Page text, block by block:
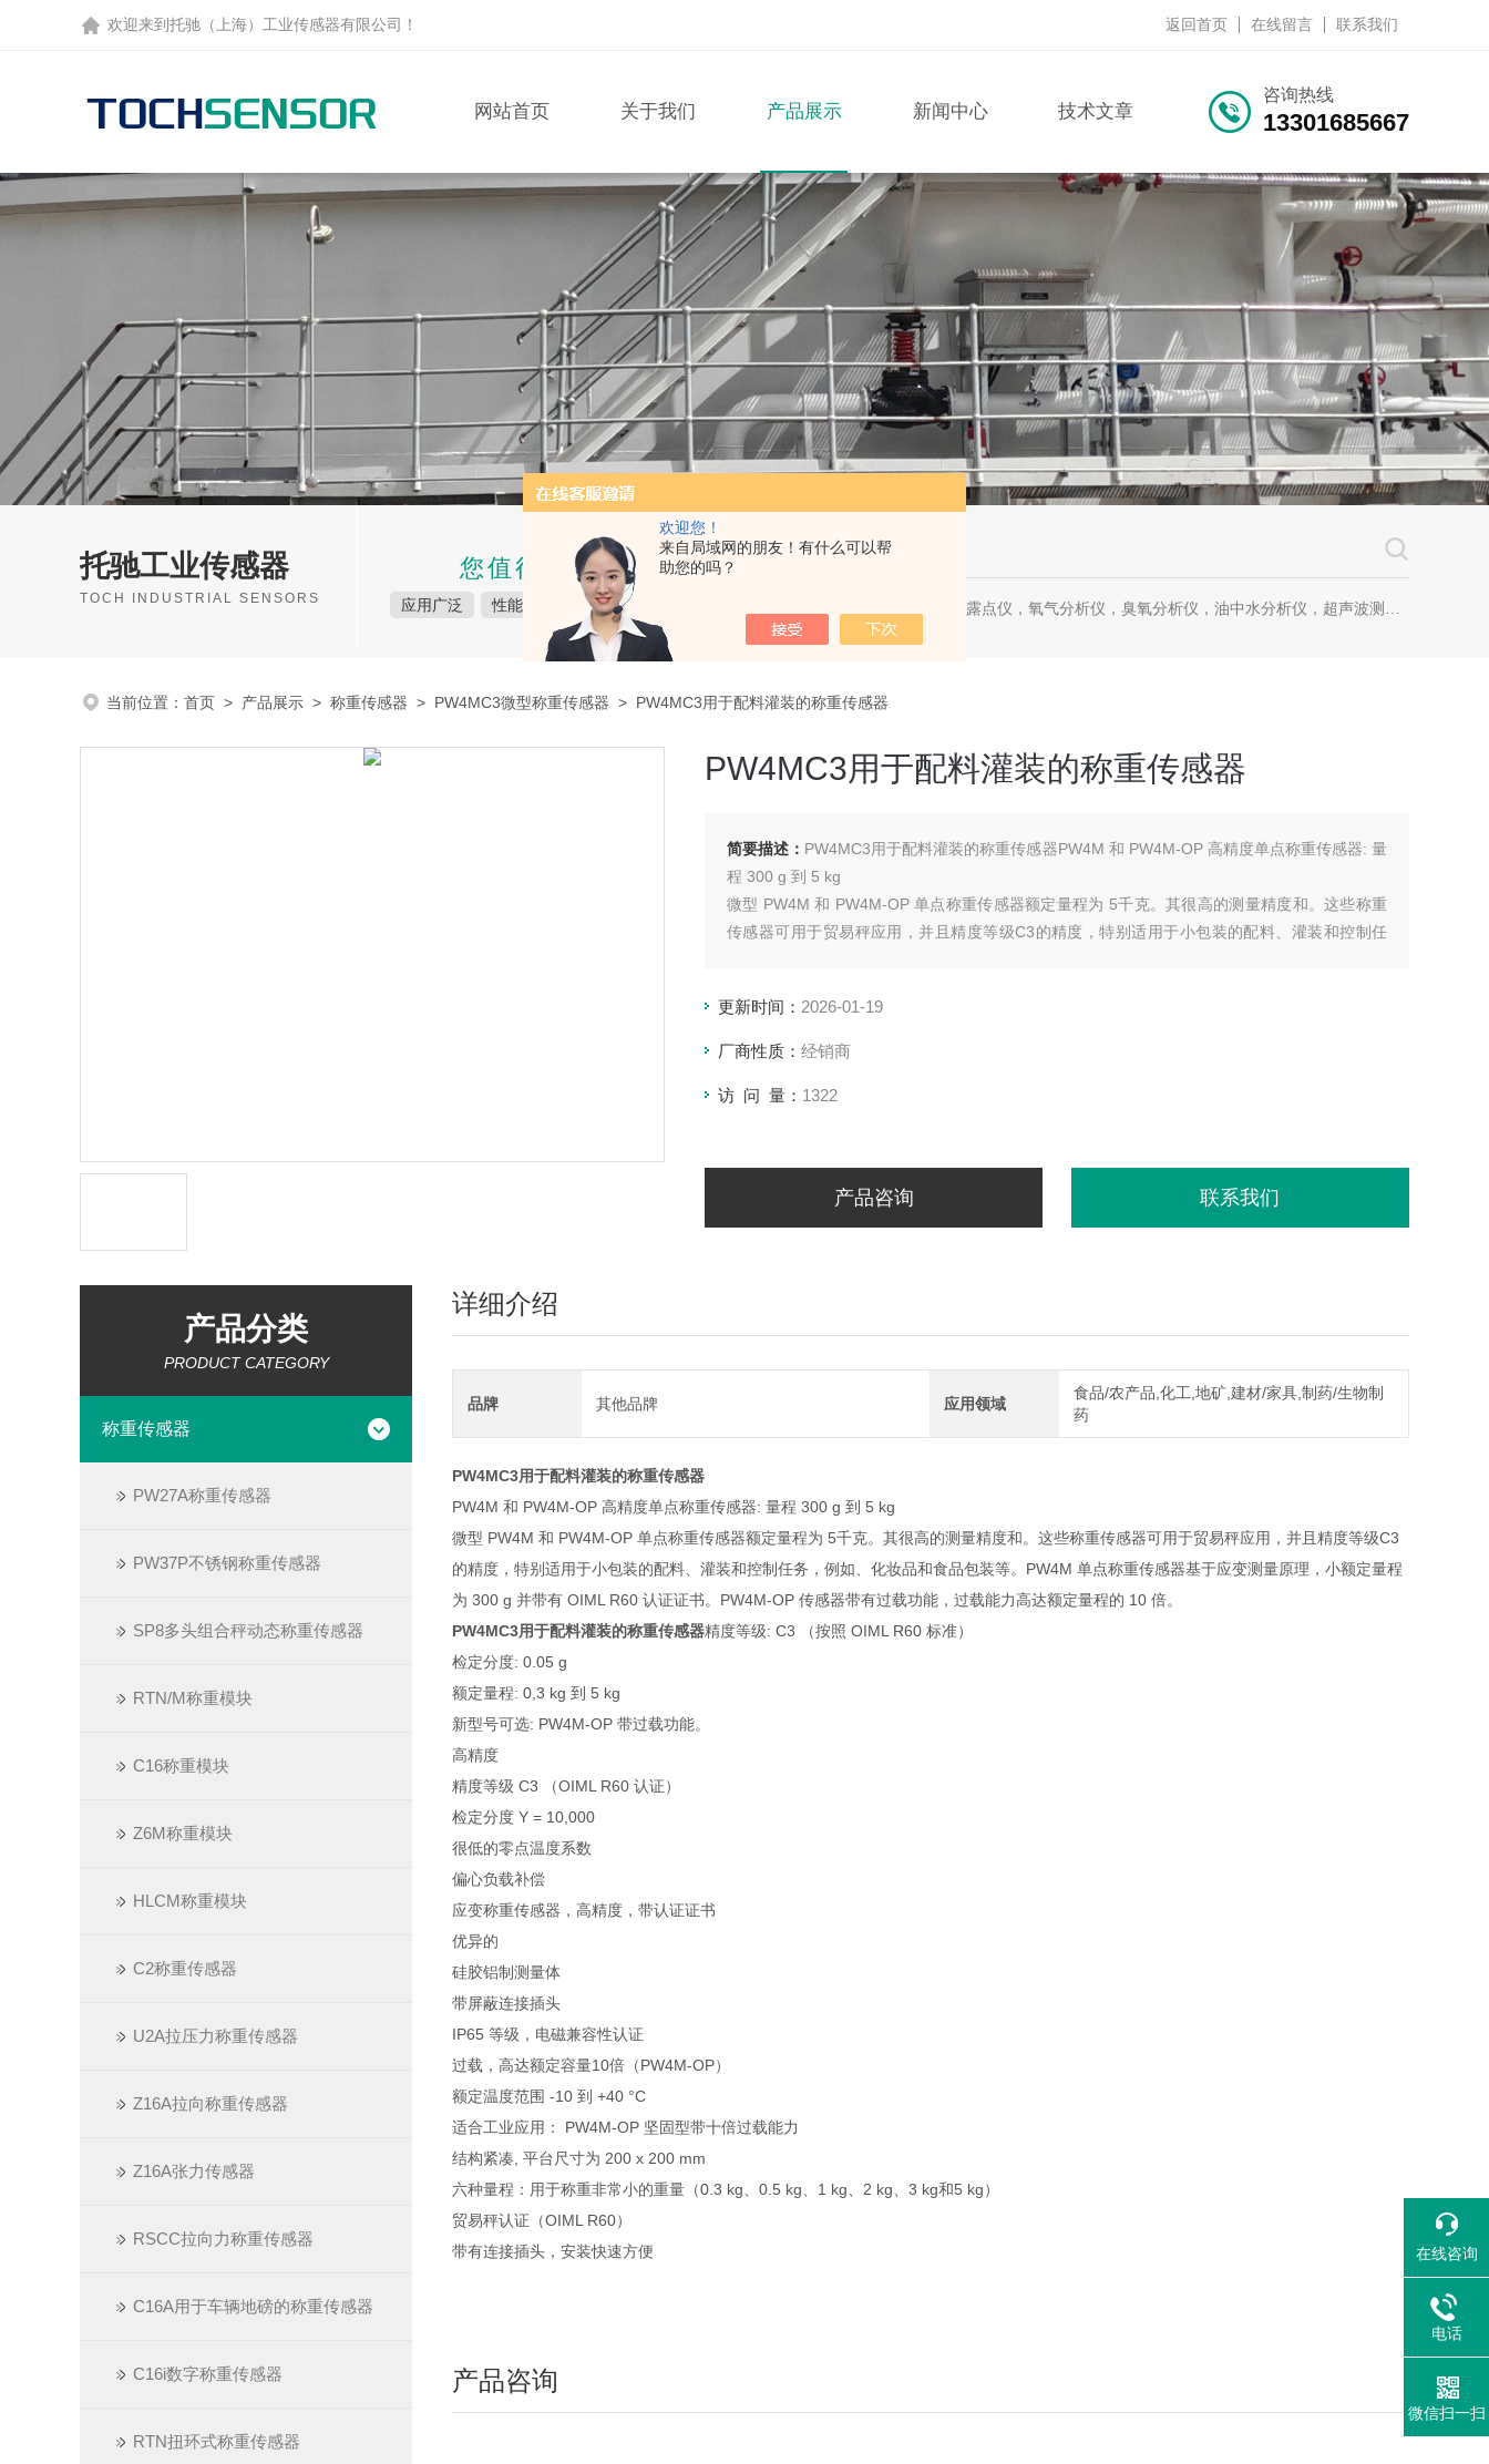
欢迎您！
来自局域网的朋友！有什么可以帮
助您的吗？
欢迎来到托驰（上海）工业传感器有限公司！ 返回首页 在线留言 联系我们
咨询热线
13301685667
网站首页 关于我们 产品展示 新闻中心 技术文章
托驰工业传感器
TOCH INDUSTRIAL SENSORS
您值得信赖的品质
应用广泛 性能稳定 品质保障 压缩空气露点仪，氧气分析仪，臭氧分析仪，油中水分析仪，超声波测漏仪。
当前位置： 首页 > 产品展示 > 称重传感器 > PW4MC3微型称重传感器 > PW4MC3用于配料灌装的称重传感器
PW4MC3用于配料灌装的称重传感器
简要描述： PW4MC3用于配料灌装的称重传感器PW4M 和 PW4M-OP 高精度单点称重传感器: 量
程 300 g 到 5 kg
微型 PW4M 和 PW4M-OP 单点称重传感器额定量程为 5千克。其很高的测量精度和。这些称重
传感器可用于贸易秤应用，并且精度等级C3的精度，特别适用于小包装的配料、灌装和控制任
更新时间： 2026-01-19
厂商性质： 经销商
访 问 量： 1322
产品咨询 联系我们
产品分类
PRODUCT CATEGORY
称重传感器
PW27A称重传感器
PW37P不锈钢称重传感器
SP8多头组合秤动态称重传感器
RTN/M称重模块
C16称重模块
Z6M称重模块
HLCM称重模块
C2称重传感器
U2A拉压力称重传感器
Z16A拉向称重传感器
Z16A张力传感器
RSCC拉向力称重传感器
C16A用于车辆地磅的称重传感器
C16i数字称重传感器
RTN扭环式称重传感器
详细介绍
品牌 其他品牌 应用领域
食品/农产品,化工,地矿,建材/家具,制药/生物制
药
PW4MC3用于配料灌装的称重传感器
PW4M 和 PW4M-OP 高精度单点称重传感器: 量程 300 g 到 5 kg
微型 PW4M 和 PW4M-OP 单点称重传感器额定量程为 5千克。其很高的测量精度和。这些称重传感器可用于贸易秤应用，并且精度等级C3
的精度，特别适用于小包装的配料、灌装和控制任务，例如、化妆品和食品包装等。PW4M 单点称重传感器基于应变测量原理，小额定量程
为 300 g 并带有 OIML R60 认证证书。PW4M-OP 传感器带有过载功能，过载能力高达额定量程的 10 倍。
PW4MC3用于配料灌装的称重传感器精度等级: C3 （按照 OIML R60 标准）
检定分度: 0.05 g
额定量程: 0,3 kg 到 5 kg
新型号可选: PW4M-OP 带过载功能。
高精度
精度等级 C3 （OIML R60 认证）
检定分度 Y = 10,000
很低的零点温度系数
偏心负载补偿
应变称重传感器，高精度，带认证证书
优异的
硅胶铝制测量体
带屏蔽连接插头
IP65 等级，电磁兼容性认证
过载，高达额定容量10倍（PW4M-OP）
额定温度范围 -10 到 +40 °C
适合工业应用： PW4M-OP 坚固型带十倍过载能力
结构紧凑, 平台尺寸为 200 x 200 mm
六种量程：用于称重非常小的重量（0.3 kg、0.5 kg、1 kg、2 kg、3 kg和5 kg）
贸易秤认证（OIML R60）
带有连接插头，安装快速方便
产品咨询
在线咨询
电话
微信扫一扫